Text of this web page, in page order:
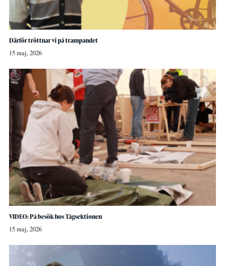
Därför tröttnar vi på trampandet
15 maj, 2026
VIDEO: På besök hos Tågsektionen
15 maj, 2026